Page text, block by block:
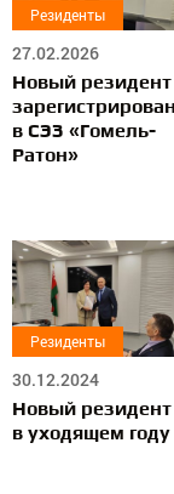
Резиденты
27.02.2026
Новый резидент
зарегистрирован
в СЭЗ «Гомель-
Ратон»
Резиденты
30.12.2024
Новый резидент
в уходящем году